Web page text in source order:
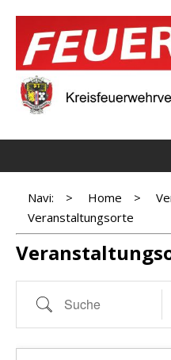
Navi: > Home >
Veranstaltungsorte